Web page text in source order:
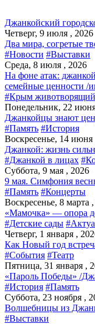
Джанкойский
Четверг, 9 июля , 2026
Два мира, согретые
#Новости #Выставки
Среда, 8 июля , 2026
На фоне атак:
семейные ценности /
#Крым животворящий
Понедельник, 22
Джанкойцы знают
#Память #История
Воскресенье, 14 июня
Джанкой: жизнь
#Джанкой в лицах
Суббота, 9 мая , 2026
9 мая. Симфония
#Память #Концерты
Воскресенье, 8 марта
«Мамочка» — опора
#Детские сады
Четверг, 1 января ,
Как Новый год
#События #Театр
Пятница, 31 января ,
«Пароль Победы» /
#История #Память
Суббота, 23 ноября ,
Волшебницы из
#Выставки